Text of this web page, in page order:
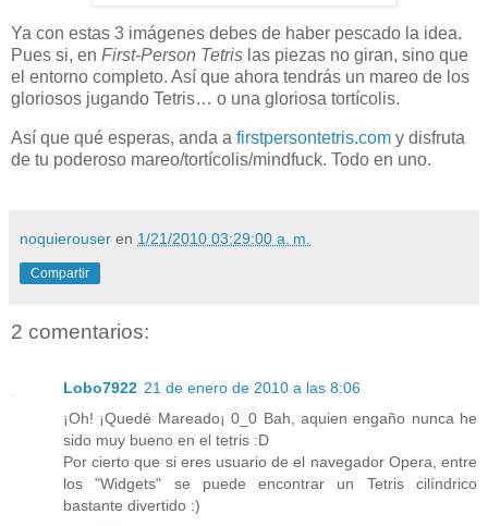
Ya con estas 3 imágenes debes de haber pescado la idea.
Pues si, en First-Person Tetris las piezas no giran, sino que
el entorno completo. Así que ahora tendrás un mareo de los
gloriosos jugando Tetris… o una gloriosa tortícolis.
Así que qué esperas, anda a firstpersontetris.com y disfruta
de tu poderoso mareo/tortícolis/mindfuck. Todo en uno.
noquierouser en 1/21/2010 03:29:00 a. m.
Compartir
2 comentarios:
Lobo7922 21 de enero de 2010 a las 8:06
¡Oh! ¡Quedé Mareado¡ 0_0 Bah, aquien engaño nunca he
sido muy bueno en el tetris :D
Por cierto que si eres usuario de el navegador Opera, entre
los "Widgets" se puede encontrar un Tetris cilíndrico
bastante divertido :)